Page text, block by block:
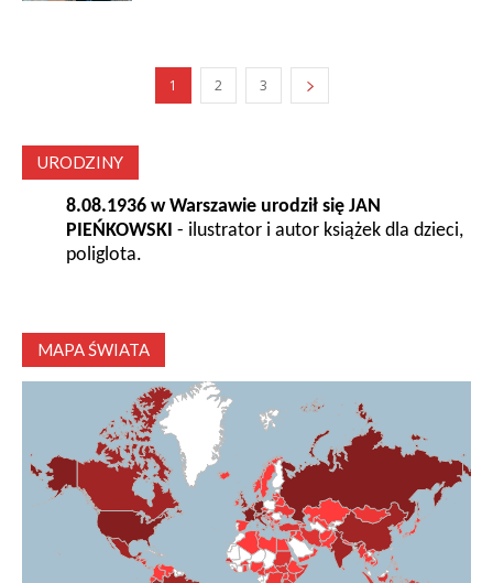
1 2 3
URODZINY
8.08.1936 w Warszawie urodził się JAN
PIEŃKOWSKI - ilustrator i autor książek dla dzieci,
poliglota.
MAPA ŚWIATA